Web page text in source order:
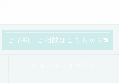
ご予約、ご相談はこちらから